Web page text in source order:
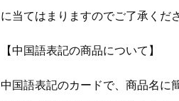
に当てはまりますのでご了承くだ
【中国語表記の商品について】
中国語表記のカードで、商品名に